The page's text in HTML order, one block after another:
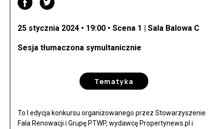
25 stycznia 2024 • 19:00 • Scena 1 | Sala Balowa C
Sesja tłumaczona symultanicznie
Tematyka
To I edycja konkursu organizowanego przez Stowarzyszenie
Fala Renowacji i Grupę PTWP, wydawcę Propertynews.pl i